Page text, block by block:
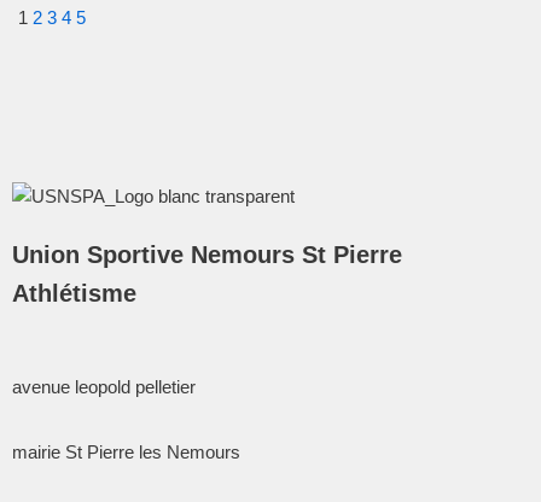
1 2 3 4 5
Union Sportive Nemours St Pierre
Athlétisme
avenue leopold pelletier
mairie St Pierre les Nemours